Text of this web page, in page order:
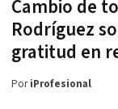
Cambio de
Rodríguez
gratitud en
PoriProfesional